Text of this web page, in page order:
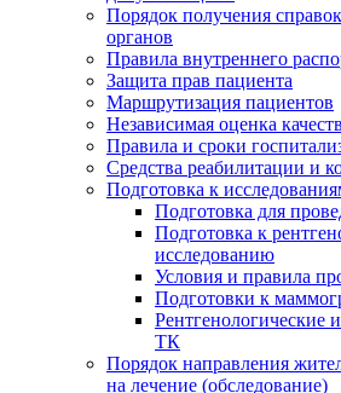
Порядок получения
органов
Правила внутреннего
Защита прав пациента
Маршрутизация пациентов
Независимая оценка
Правила и сроки
Средства реабилитации и
Подготовка к
Подготовка для
Подготовка к
исследованию
Условия и правила
Подготовки к
Рентгенологические
ТК
Порядок направления
на лечение (обследование)